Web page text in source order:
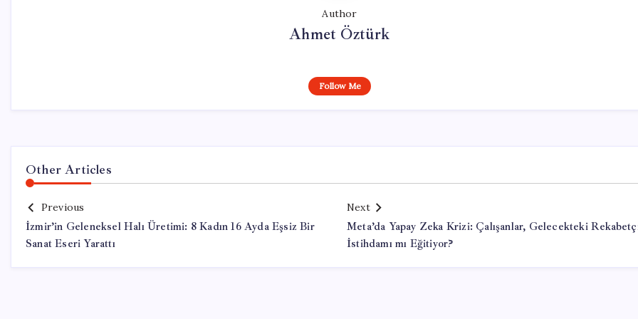
Author
Ahmet Öztürk
Follow Me
Other Articles
Previous
İzmir’in Geleneksel Halı Üretimi: 8 Kadın 16 Ayda Eşsiz Bir
Sanat Eseri Yarattı
Next
Meta’da Yapay Zeka Krizi: Çalışanlar, Gelecekteki
İstihdamı mı Eğitiyor?